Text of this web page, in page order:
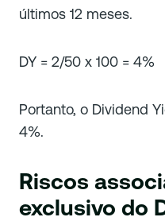
últimos 12 meses.
DY = 2/50 x 100 = 4%
Portanto, o Dividend
4%.
Riscos
exclusivo do